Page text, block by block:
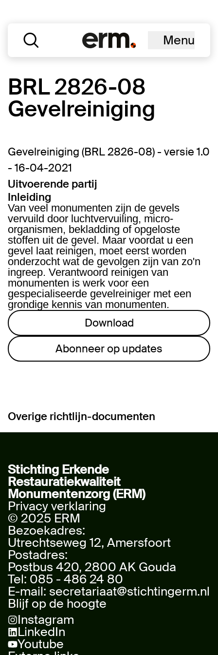
Menu
BRL 2826-08
Gevelreiniging
Gevelreiniging (BRL 2826-08) - versie 1.0
- 16-04-2021
Uitvoerende partij
Inleiding
Van veel monumenten zijn de gevels
vervuild door luchtvervuiling, micro-
organismen, bekladding of opgeloste
stoffen uit de gevel. Maar voordat u een
gevel laat reinigen, moet eerst worden
onderzocht wat de gevolgen zijn van zo'n
ingreep. Verantwoord reinigen van
monumenten is werk voor een
gespecialiseerde gevelreiniger met een
grondige kennis van monumenten.
Download
Abonneer op updates
Overige richtlijn-documenten
Stichting Erkende
Restauratiekwaliteit
Monumentenzorg (ERM)
Privacy verklaring
© 2025 ERM
Bezoekadres:
Utrechtseweg 12, Amersfoort
Postadres:
Postbus 420, 2800 AK Gouda
Tel: 085 - 486 24 80
E-mail: secretariaat@stichtingerm.nl
Blijf op de hoogte
Instagram
LinkedIn
Youtube